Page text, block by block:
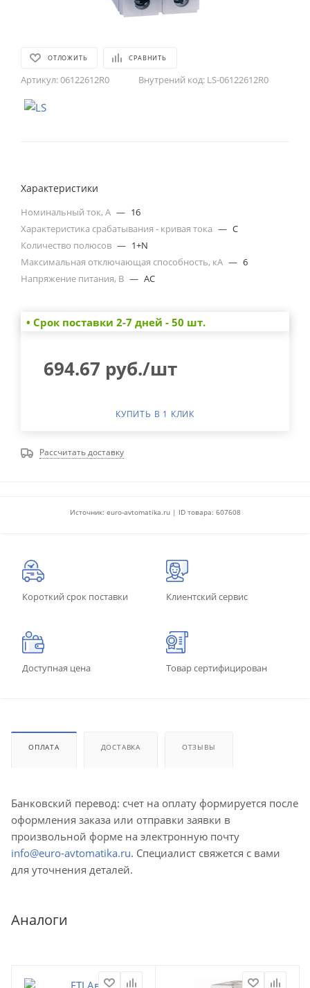
ОТЛОЖИТЬ СРАВНИТЬ
Артикул:06122612R0 Внутрений код: LS-06122612R0
Характеристики
Номинальный ток, А — 16
Характеристика срабатывания - кривая тока — C
Количество полюсов — 1+N
Максимальная отключающая способность, кА — 6
Напряжение питания, В — AC
• Cрок поставки 2-7 дней - 50 шт.
694.67 руб./шт
КУПИТЬ В 1 КЛИК
Рассчитать доставку
Источник: euro-avtomatika.ru | ID товара: 607608
Короткий срок поставки Клиентский сервис
Доступная цена Товар сертифицирован
ОПЛАТА ДОСТАВКА ОТЗЫВЫ
Банковский перевод: счет на оплату формируется после
оформления заказа или отправки заявки в
произвольной форме на электронную почту
info@euro-avtomatika.ru. Специалист свяжется с вами
для уточнения деталей.
Аналоги